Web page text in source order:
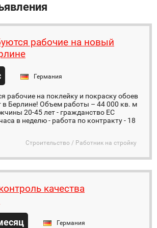
рабочие на новый
Германия
рабочие на поклейку и покраску обоев
в Берлине! Объем работы – 44 000 кв. м
20-45 лет - гражданство ЕС
в неделю - работа по контракту - 18
Строительство / Работник на стройку
качества
Германия